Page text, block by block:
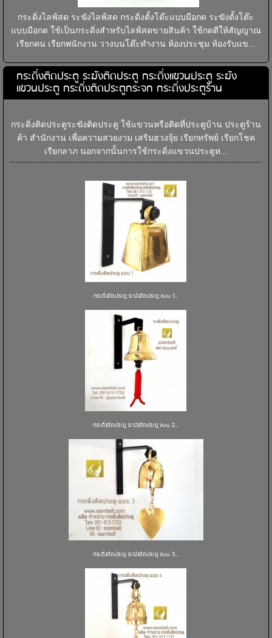
กระดิ่งไลฟ์สด ระฆังไลฟ์สด กระดิ่งตั้งโต๊ะแบบมือกด ระฆังตั้งโต๊ะ
แบบมือกด ใช้เป็นกระดิ่งสำหรับไลฟ์สดขายสินค้า ใช้กดตีให้สัญญาณ
เรียกคน เรียกพนักงาน วางบนโต๊ะทำงาน ห้องประชุม ห้องรับแข...
กระดิ่งติดประตู ระฆังติดประตู กระดิ่งแขวนประตู ระฆัง
แขวนประตู กระดิ่งติดประตูกระจก กระดิ่งประตูร้าน
กระดิ่งติดประตูระฆังติดประตู ใช้แขวนหรือติดที่ประตูบ้าน ประตูร้าน
ค้า สำนักงาน เพื่อความสวยงาม เสริมฮวงจุ้ย เรียกทรัพย์ เรียกโชค
เรียกลาภ นอกจากนั้นการใช้กระดิ่งแขวนประตูห...
กระดิ่งติดประตู ระฆังติดประตู แบบ 1...
กระดิ่งติดประตู ระฆังติดประตู แบบ 2...
กระดิ่งติดประตู ระฆังติดประตู แบบ 3...